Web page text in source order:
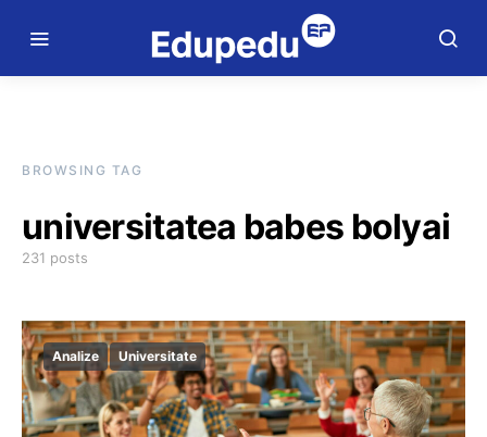
BROWSING TAG
universitatea babes bolyai
231 posts
Analize Universitate